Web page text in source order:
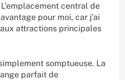
central de
pour moi, car j’ai
attractions principales
somptueuse. La
parfait de